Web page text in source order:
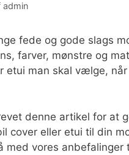
admin
fede og gode slags
farver, mønstre og
etui man skal vælge,
denne artikel for at
cover eller etui til din
med vores